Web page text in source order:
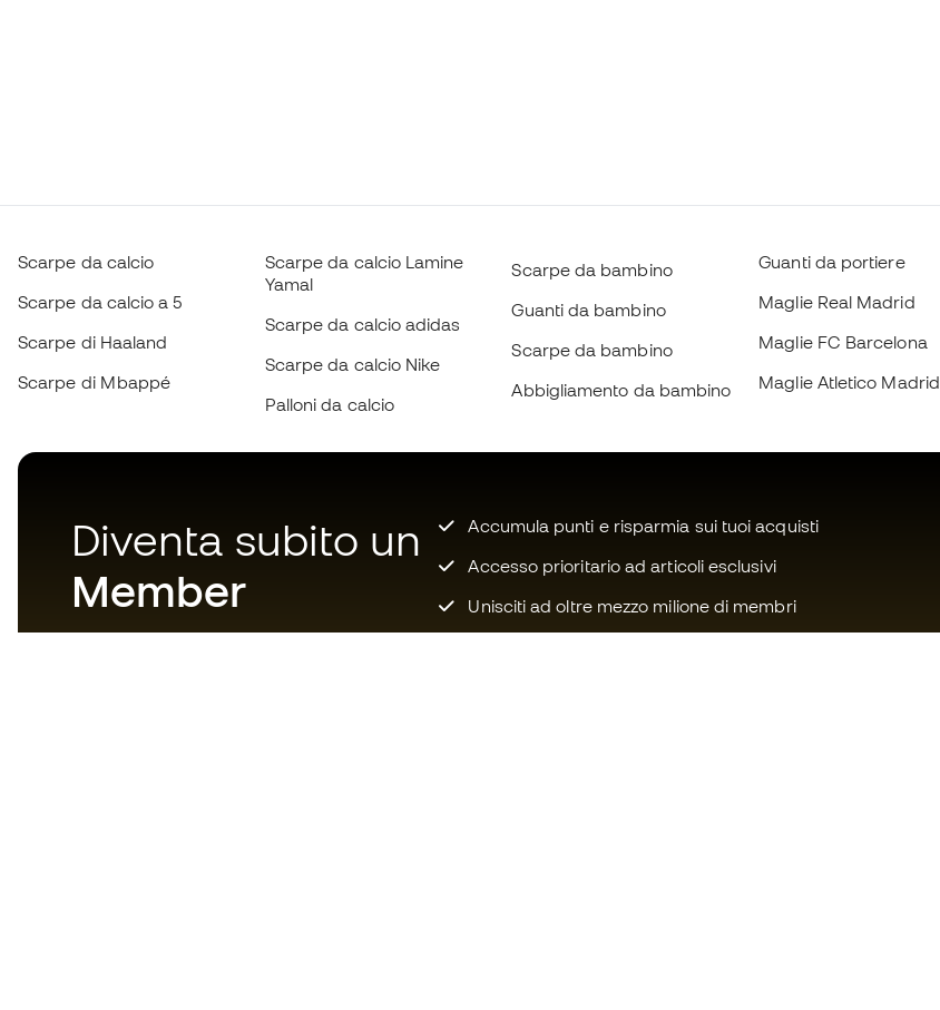
Scarpe da calcio
Scarpe da calcio a 5
Scarpe di Haaland
Scarpe di Mbappé
Scarpe da calcio Lamine
Yamal
Scarpe da calcio adidas
Scarpe da calcio Nike
Palloni da calcio
Scarpe da bambino
Guanti da bambino
Scarpe da bambino
Abbigliamento da bambino
Guanti da portiere
Maglie Real Madrid
Maglie FC Barcelona
Maglie Atletico Madrid
Diventa subito un
Member
Accumula punti e risparmia sui tuoi acquisti
Accesso prioritario ad articoli esclusivi
Unisciti ad oltre mezzo milione di membri